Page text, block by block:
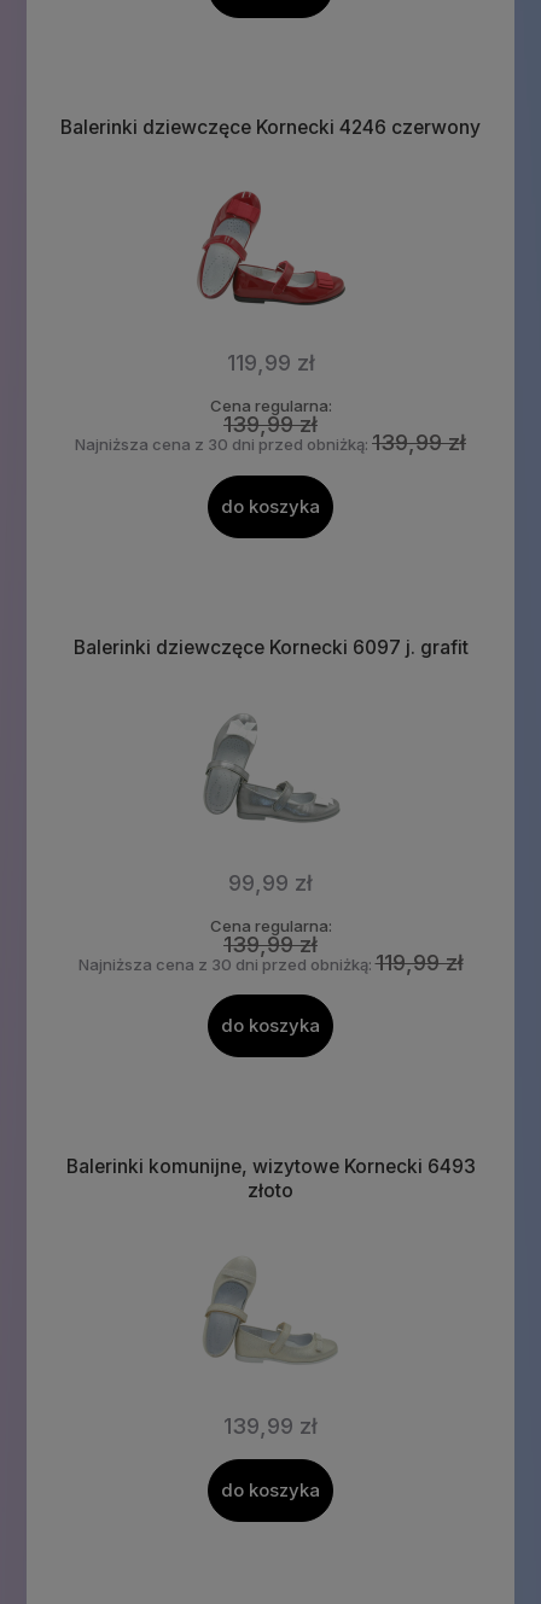
Balerinki dziewczęce Kornecki 4246 czerwony
119,99 zł
Cena regularna:
139,99 zł
Najniższa cena z 30 dni przed obniżką: 139,99 zł
do koszyka
Balerinki dziewczęce Kornecki 6097 j. grafit
99,99 zł
Cena regularna:
139,99 zł
Najniższa cena z 30 dni przed obniżką:119,99 zł
do koszyka
Balerinki komunijne, wizytowe Kornecki 6493
złoto
139,99 zł
do koszyka